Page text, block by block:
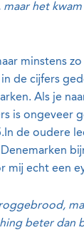
het
minstens
de cijfers
Als je
is ongeveer
In de oudere
mij echt een
beter dan